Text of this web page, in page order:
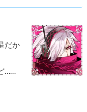
だか
……